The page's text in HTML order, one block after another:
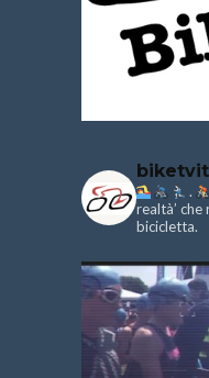
.
realtà’
bicicletta.